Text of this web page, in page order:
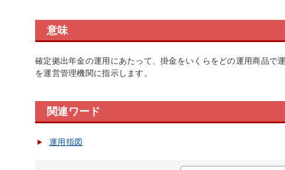
意味
確定拠出年金の運用にあたって、掛金をいくらをどの運用商品で
を運営管理機関に指示します。
関連ワード
運用指図